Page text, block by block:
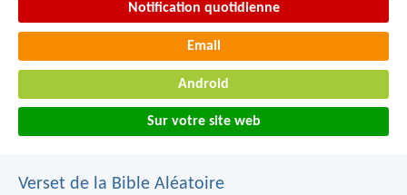
Notification quotidienne
Email
Android
Sur votre site web
Verset de la Bible Aléatoire